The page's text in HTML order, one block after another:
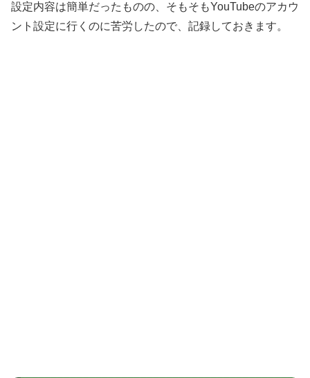
設定内容は簡単だったものの、そもそもYouTubeのアカウ
ント設定に行くのに苦労したので、記録しておきます。